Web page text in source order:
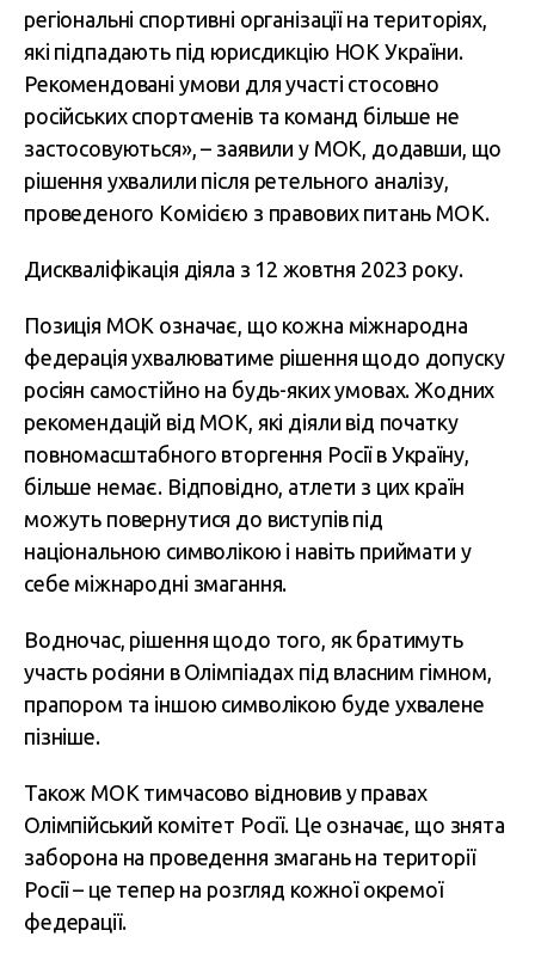
регіональні спортивні організації на територіях,
які підпадають під юрисдикцію НОК України.
Рекомендовані умови для участі стосовно
російських спортсменів та команд більше не
застосовуються», – заявили у МОК, додавши, що
рішення ухвалили після ретельного аналізу,
проведеного Комісією з правових питань МОК.
Дискваліфікація діяла з 12 жовтня 2023 року.
Позиція МОК означає, що кожна міжнародна
федерація ухвалюватиме рішення щодо допуску
росіян самостійно на будь-яких умовах. Жодних
рекомендацій від МОК, які діяли від початку
повномасштабного вторгення Росії в Україну,
більше немає. Відповідно, атлети з цих країн
можуть повернутися до виступів під
національною символікою і навіть приймати у
себе міжнародні змагання.
Водночас, рішення щодо того, як братимуть
участь росіяни в Олімпіадах під власним гімном,
прапором та іншою символікою буде ухвалене
пізніше.
Також МОК тимчасово відновив у правах
Олімпійський комітет Росії. Це означає, що знята
заборона на проведення змагань на території
Росії – це тепер на розгляд кожної окремої
федерації.